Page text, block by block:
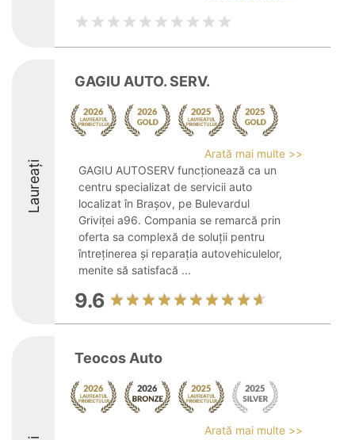
Laureați
GAGIU AUTO. SERV.
Arată mai multe >>
GAGIU AUTOSERV funcționează ca un
centru specializat de servicii auto
localizat în Brașov, pe Bulevardul
Griviței a96. Compania se remarcă prin
oferta sa complexă de soluții pentru
întreținerea și reparația autovehiculelor,
menite să satisfacă ...
9.6
Teocos Auto
Arată mai multe >>